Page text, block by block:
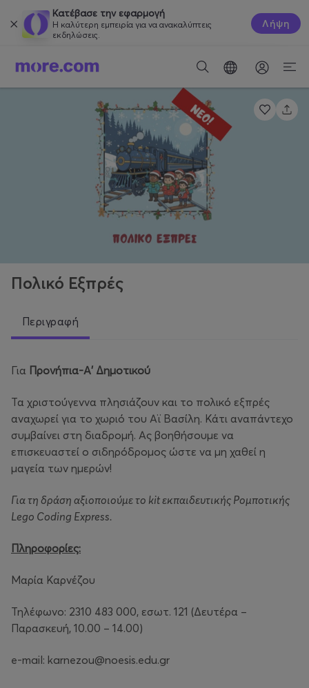
Κατέβασε την εφαρμογή
Η καλύτερη εμπειρία για να ανακαλύπτεις
εκδηλώσεις.
Λήψη
Πολικό Εξπρές
Περιγραφή
Για Προνήπια-Α' Δημοτικού
Τα χριστούγεννα πλησιάζουν και το πολικό εξπρές
αναχωρεί για το χωριό του Αϊ Βασίλη. Κάτι αναπάντεχο
συμβαίνει στη διαδρομή. Ας βοηθήσουμε να
επισκευαστεί ο σιδηρόδρομος ώστε να μη χαθεί η
μαγεία των ημερών!
Για τη δράση αξιοποιούμε το kit εκπαιδευτικής Ρομποτικής
Lego Coding Express.
Πληροφορίες:
Μαρία Καρνέζου
Τηλέφωνο: 2310 483 000, εσωτ. 121 (Δευτέρα –
Παρασκευή, 10.00 – 14.00)
e-mail: karnezou@noesis.edu.gr